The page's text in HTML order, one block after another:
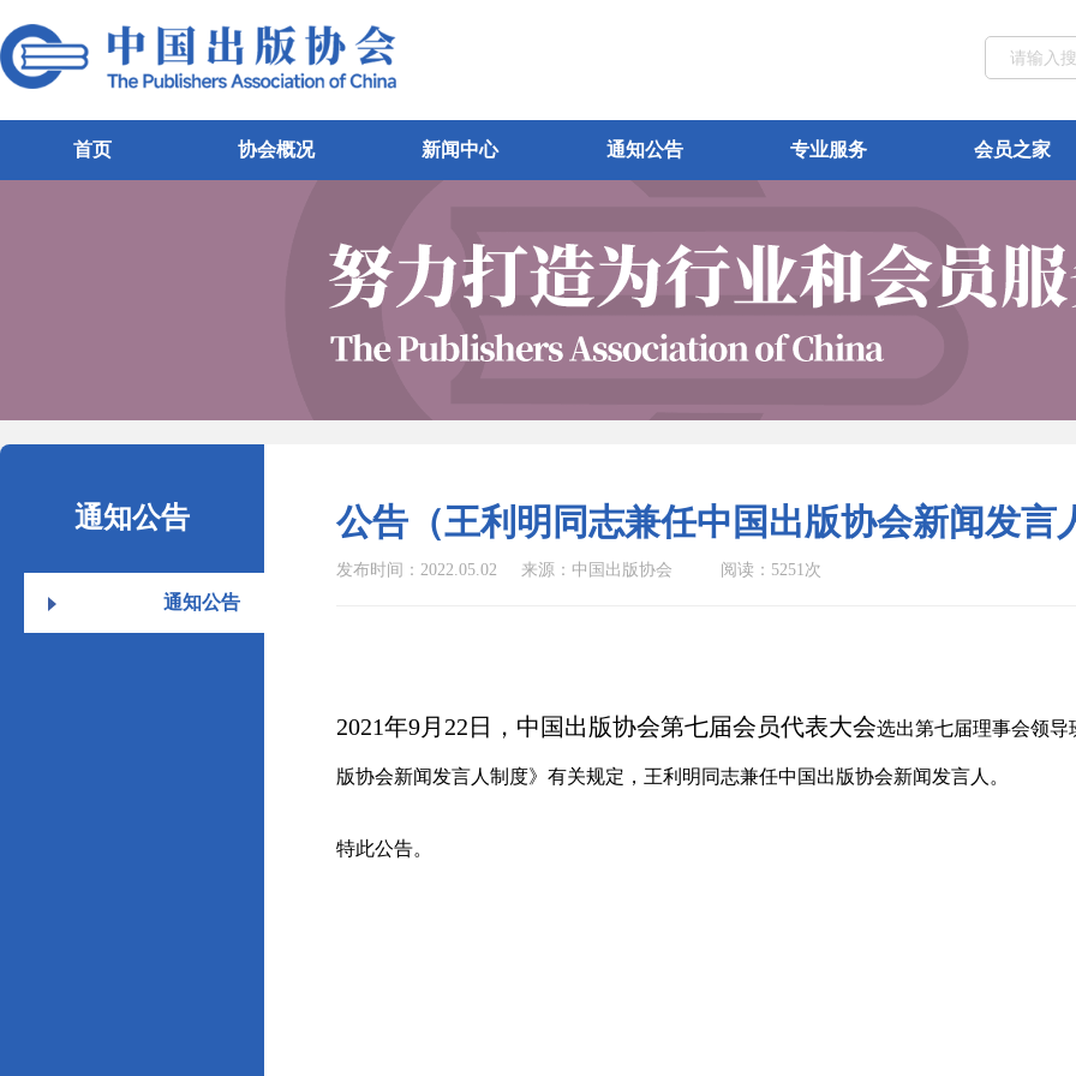
首页 协会概况 新闻中心 通知公告 专业服务 会员之家
通知公告
通知公告
公告（王利明同志兼任中国出版协会新闻发言
发布时间：2022.05.02 来源：中国出版协会 阅读：5251次
2021年9月22日，中国出版协会第七届会员代表大会选出第七届理事会领导
版协会新闻发言人制度》有关规定，王利明同志兼任中国出版协会新闻发言人。
特此公告。